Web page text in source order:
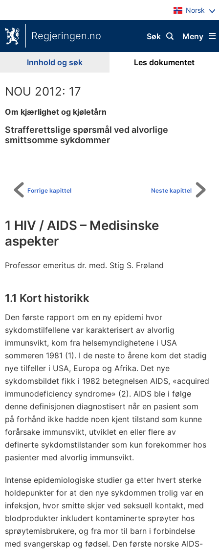
Norsk
Regjeringen.no Meny
Søk
Innhold og søk Les dokumentet
NOU 2012: 17
Om kjærlighet og kjøletårn
Strafferettslige spørsmål ved alvorlige
smittsomme sykdommer
Neste kapittel
Forrige kapittel
1 HIV / AIDS – Medisinske
aspekter
Professor emeritus dr. med. Stig S. Frøland
1.1 Kort historikk
Den første rapport om en ny epidemi hvor
sykdomstilfellene var karakterisert av alvorlig
immunsvikt, kom fra helsemyndighetene i USA
sommeren 1981 (1). I de neste to årene kom det stadig
nye tilfeller i USA, Europa og Afrika. Det nye
sykdomsbildet fikk i 1982 betegnelsen AIDS, «acquired
immunodeficiency syndrome» (2). AIDS ble i følge
denne definisjonen diagnostisert når en pasient som
på forhånd ikke hadde noen kjent tilstand som kunne
forårsake immunsvikt, utviklet en eller flere av
definerte sykdomstilstander som kun forekommer hos
pasienter med alvorlig immunsvikt.
Intense epidemiologiske studier ga etter hvert sterke
holdepunkter for at den nye sykdommen trolig var en
infeksjon, hvor smitte skjer ved seksuell kontakt, med
blodprodukter inkludert kontaminerte sprøyter hos
sprøytemisbrukere, og fra mor til barn i forbindelse
med svangerskap og fødsel. Den første norske AIDS-